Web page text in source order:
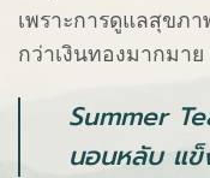
เพราะการดูแลสุขภ
กว่าเงินทองมากมาย
Summer
นอนหลับ แข็